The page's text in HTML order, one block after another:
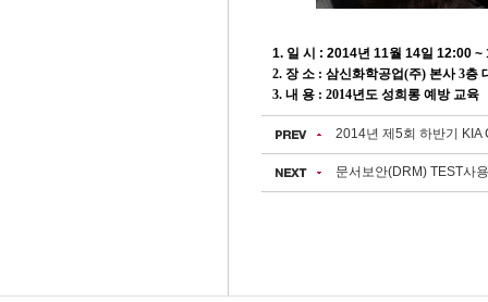
1. 일 시 : 2014년 11월 14일 12:00 ~
2. 장 소 : 삼신화학공업(주) 본사 3층
3. 내 용 : 2014년도 성희롱 예방 교육
2014년 제5회 하반기 KIA
문서보안(DRM) TEST사